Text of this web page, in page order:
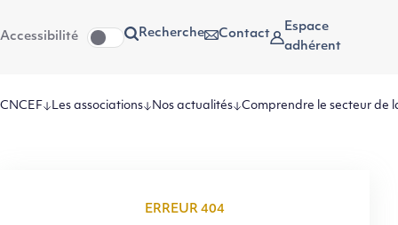
au
contenu
Accessibilité Recherche Contact
Espace
adhérent
CNCEF Les associations Nos actualités Comprendre le secteur de
ERREUR 404